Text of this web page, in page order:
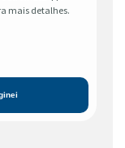
mais detalhes.